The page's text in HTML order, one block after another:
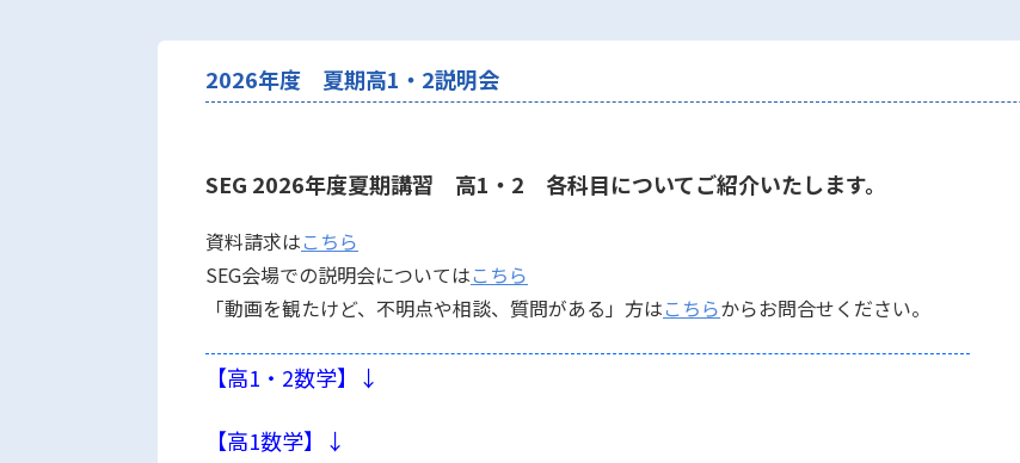
2026年度 夏期高1・2説明会
SEG 2026年度夏期講習 高1・2 各科目についてご紹介いたします。
資料請求はこちら
SEG会場での説明会についてはこちら
「動画を観たけど、不明点や相談、質問がある」方はこちらからお問合せください。
【高1・2数学】↓
【高1数学】↓